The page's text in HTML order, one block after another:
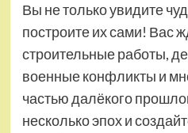
Вы не только увидите
построите их сами! Вас
строительные работы,
военные конфликты и
частью далёкого
несколько эпох и